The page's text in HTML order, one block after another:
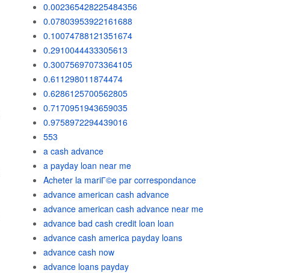
0.002365428225484356
0.07803953922161688
0.10074788121351674
0.2910044433305613
0.30075697073364105
0.611298011874474
0.6286125700562805
0.7170951943659035
0.9758972294439016
553
a cash advance
a payday loan near me
Acheter la mariГ©e par correspondance
advance american cash advance
advance american cash advance near me
advance bad cash credit loan loan
advance cash america payday loans
advance cash now
advance loans payday